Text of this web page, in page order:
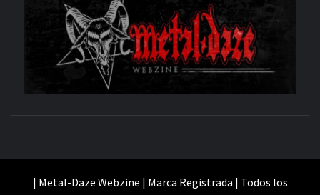
| Metal-Daze Webzine | Marca Registrada | Todos los